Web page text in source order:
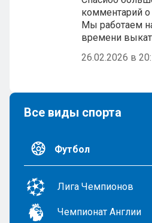
комментарий
Мы работаем
времени
26.02.2026 в
Все виды спорта
Футбол
Лига Чемпионов
Чемпионат Англии